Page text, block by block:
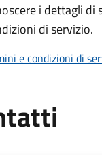
i dettagli
di servizio.
e condizioni di